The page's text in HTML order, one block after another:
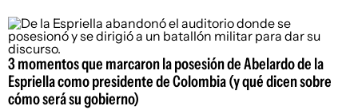
3 momentos que marcaron la posesión de Abelardo de la
Espriella como presidente de Colombia (y qué dicen sobre
cómo será su gobierno)